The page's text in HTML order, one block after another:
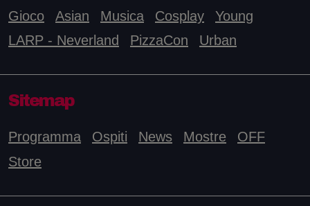
Gioco
Asian Musica Cosplay
Young
LARP - Neverland
PizzaCon Urban
Sitemap
Programma Ospiti News Mostre
OFF
Store